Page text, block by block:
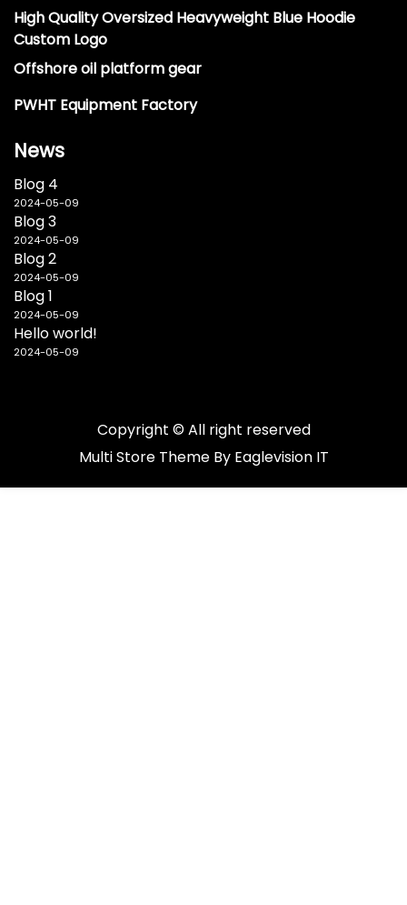
High Quality Oversized Heavyweight Blue Hoodie
Custom Logo
Offshore oil platform gear
PWHT Equipment Factory
News
Blog 4
2024-05-09
Blog 3
2024-05-09
Blog 2
2024-05-09
Blog 1
2024-05-09
Hello world!
2024-05-09
Copyright © All right reserved
Multi Store Theme By Eaglevision IT